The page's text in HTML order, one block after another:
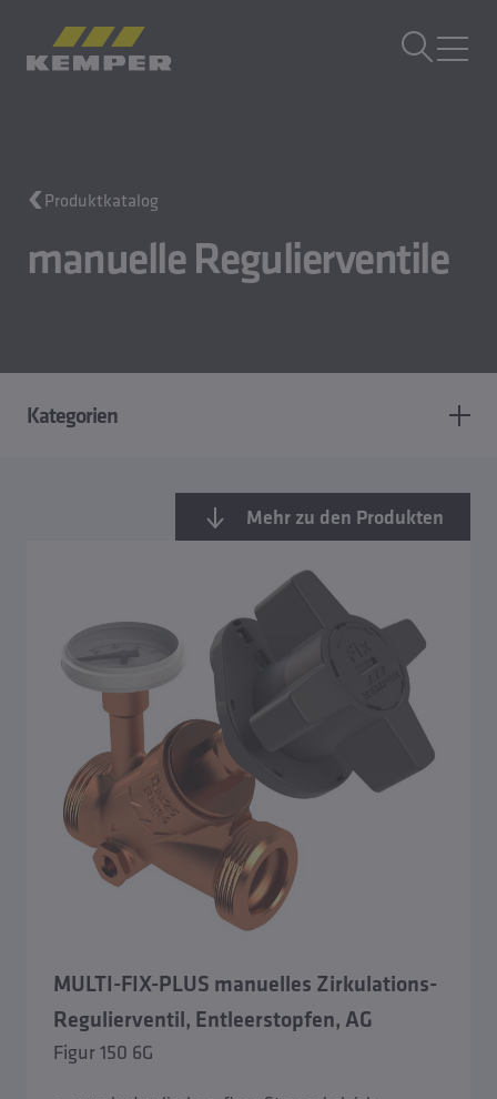
Gusstechnik
Unternehmen
DE| CH Sprachwechsler
Produktkatalog
manuelle Regulierventile
Kategorien
Übersicht Regulierarmaturen
automatische, digitale Zirkulations-Regulierventile
MULTI-THERM PRO
automatische Regulierventile ETA-THERM
manuelle Regulierventile
Mehr zu den Produkten
MULTI-FIX-PLUS manuelles Zirkulations-
Regulierventil, Entleerstopfen, AG
Figur 150 6G